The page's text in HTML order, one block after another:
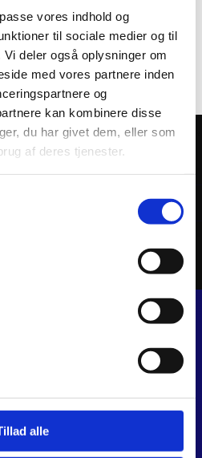
vores indhold og
til sociale medier og til
deler også oplysninger om
med vores partnere inden
og
kan kombinere disse
du har givet dem, eller som
af deres tjenester.
alle
Ø63,95mm